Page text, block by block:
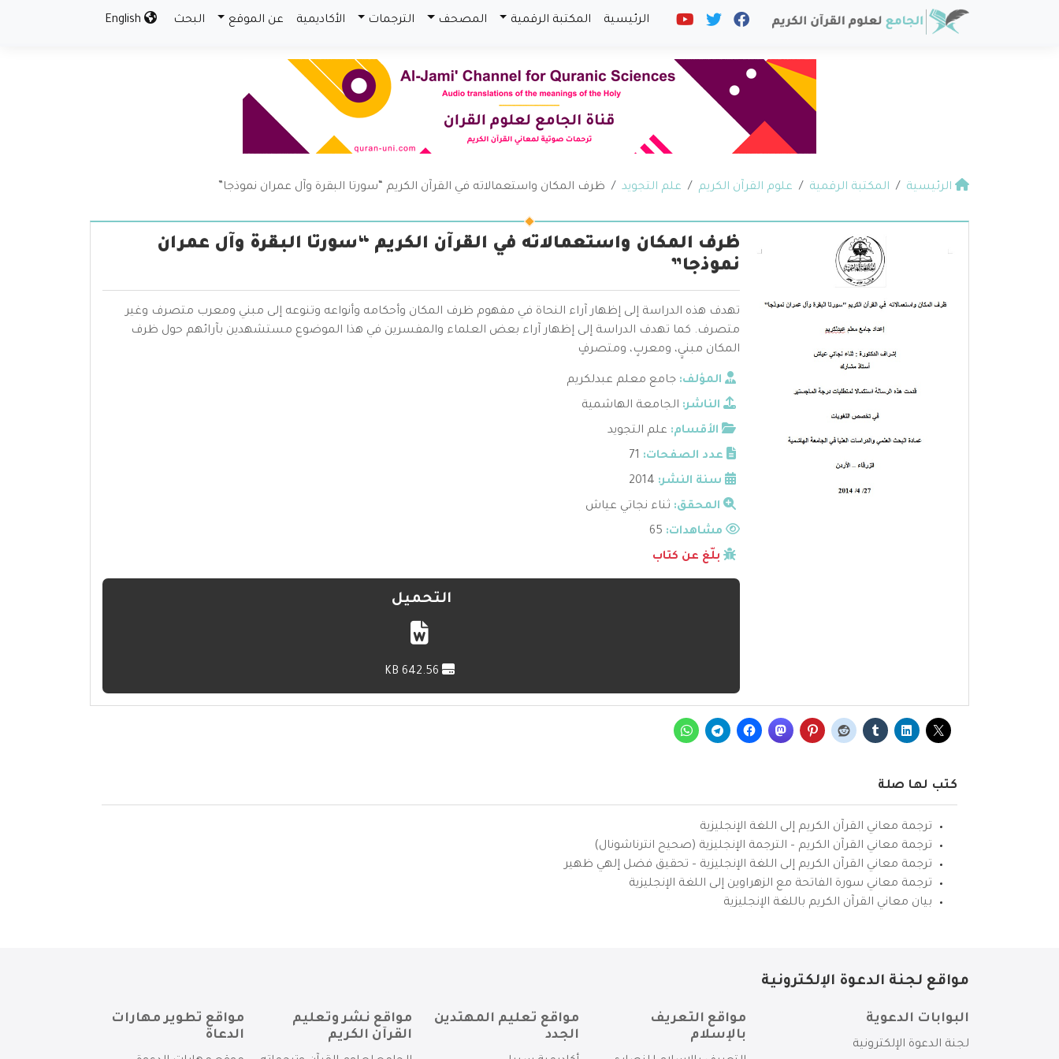
الرئيسية المكتبة الرقمية المصحف الترجمات الأكاديمية عن الموقع البحث
الرئيسية المكتبة الرقمية علوم القرآن الكريم علم التجويد ظرف المكان واستعمالاته في القرآن الكريم “سورتا البقرة وآل عمران نموذجا”
ظرف المكان واستعمالاته في القرآن الكريم “سورتا البقرة وآل عمران
نموذجا”
تهدف هذه الدراسة إلى إظهار آراء النحاة في مفهوم ظرف المكان وأحكامه وأنواعه وتنوعه إلى مبني ومعرب متصرف وغير
متصرف. كما تهدف الدراسة إلى إظهار آراء بعض العلماء والمفسرين في هذا الموضوع مستشهدين بآرائهم حول ظرف
المكان مبنيٍ، ومعربٍ، ومتصرفٍ
المؤلف: جامع معلم عبدلكريم
الناشر: الجامعة الهاشمية
الأقسام: علم التجويد
عدد الصفحات: 71
سنة النشر: 2014
المحقق: ثناء نجاتي عياش
مشاهدات:
بلّغ عن كتاب
التحميل
كتب لها صلة
ترجمة معاني القرآن الكريم إلى اللغة الإنجليزية
ترجمة معاني القرآن الكريم – الترجمة الإنجليزية (صحيح انترناشونال)
ترجمة معاني القرآن الكريم إلى اللغة الإنجليزية – تحقيق فضل إلهي ظهير
ترجمة معاني سورة الفاتحة مع الزهراوين إلى اللغة الإنجليزية
بيان معاني القرآن الكريم باللغة الإنجليزية
مواقع لجنة الدعوة الإلكترونية
البوابات الدعوية
لجنة الدعوة الإلكترونية
مواقع التعريف
بالإسلام
مواقع تعليم المهتدين
الجدد
مواقع نشر وتعليم
القرآن الكريم
مواقع تطوير مهارات
الدعاة